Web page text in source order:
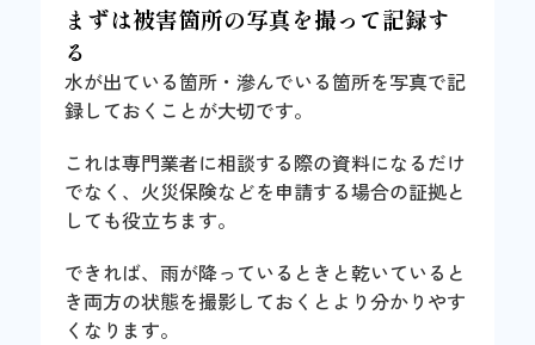
まずは被害箇所の写真を撮って記録す
る
水が出ている箇所・滲んでいる箇所を写真で記
録しておくことが大切です。
これは専門業者に相談する際の資料になるだけ
でなく、火災保険などを申請する場合の証拠と
しても役立ちます。
できれば、雨が降っているときと乾いていると
き両方の状態を撮影しておくとより分かりやす
くなります。